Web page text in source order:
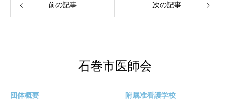
前の記事 次の記事
石巻市医師会
団体概要 附属准看護学校